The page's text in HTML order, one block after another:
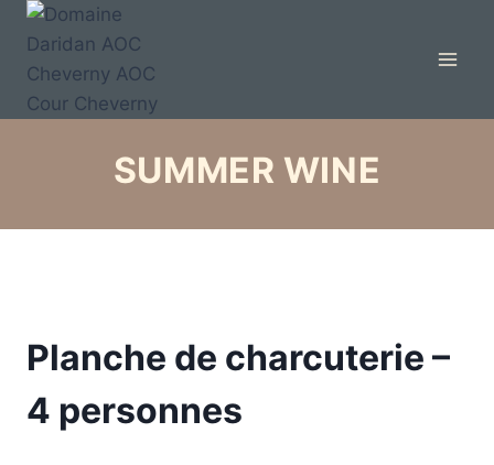
SUMMER WINE
Planche de charcuterie –
4 personnes